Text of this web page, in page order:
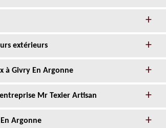
extérieurs
à Givry En Argonne
Mr Texier Artisan
Argonne